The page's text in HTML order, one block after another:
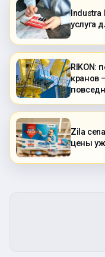
услуга
RIKON:
кранов
Zila
цены